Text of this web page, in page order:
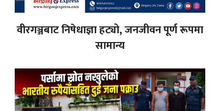
वीरगञ्जबाट निषेधाज्ञा हट्यो, जनजीवन पूर्ण रूपमा
सामान्य